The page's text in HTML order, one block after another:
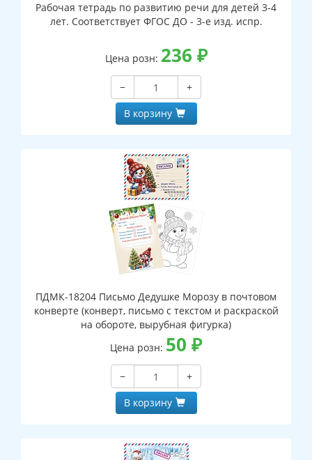
Рабочая тетрадь по развитию речи для детей 3-4
лет. Соответствует ФГОС ДО - 3-е изд. испр.
Цена розн: 236 ₽
−
+
В корзину
ПДМК-18204 Письмо Дедушке Морозу в почтовом
конверте (конверт, письмо с текстом и раскраской
на обороте, вырубная фигурка)
Цена розн: 50 ₽
−
+
В корзину